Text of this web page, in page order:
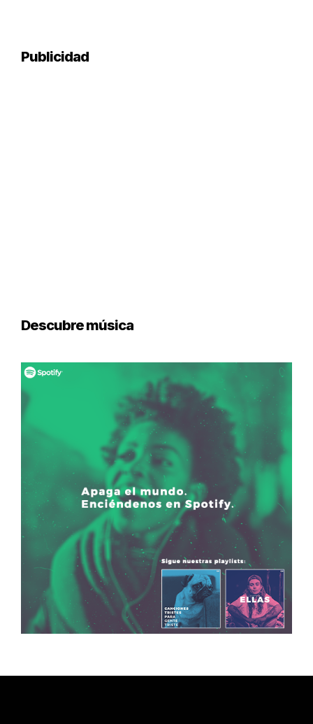
Publicidad
Descubre música